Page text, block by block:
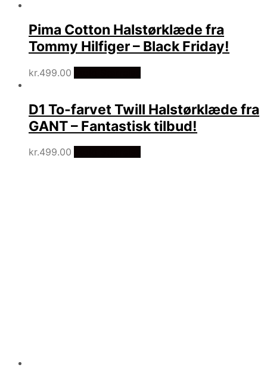
Pima Cotton Halstørklæde fra
Tommy Hilfiger – Black Friday!
kr.499.00
D1 To-farvet Twill Halstørklæde fra
GANT – Fantastisk tilbud!
kr.499.00